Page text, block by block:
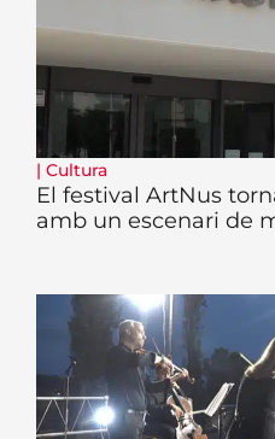
| Cultura
El festival ArtNus
amb un escenari de